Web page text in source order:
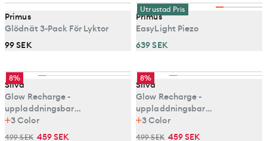
Primus
Glödnät 3-Pack För Lyktor
99 SEK
Utrustad Pris
Primus
EasyLight Piezo
639 SEK
8%
Silva
Glow Recharge -
uppladdningsbar
campinglampa
3Color
499 SEK 459 SEK
8%
Silva
Glow Recharge -
uppladdningsbar
campinglampa
3Color
499 SEK 459 SEK